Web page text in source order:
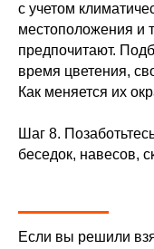
с учетом
местоположения и
предпочитают.
время цветения,
Как меняется их
Шаг 8.
беседок, навесов,
Если вы решили